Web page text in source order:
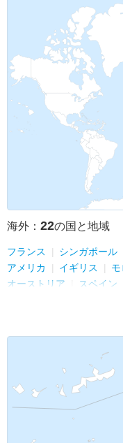
海外： 22の国と地域
フランス シンガポール
アメリカ
イギリス モ
オーストリア
スペイン